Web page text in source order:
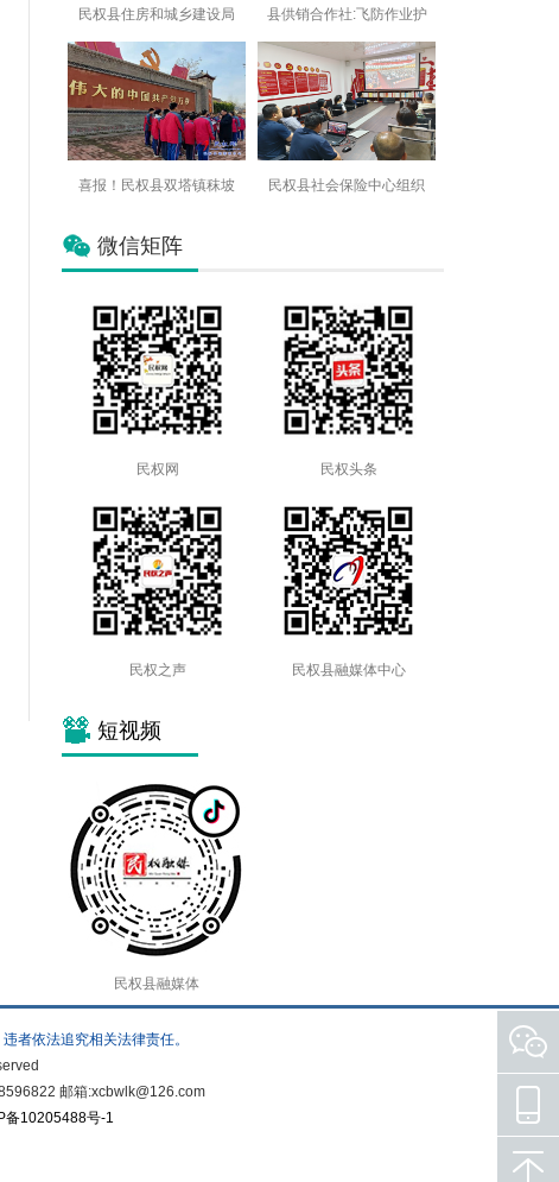
民权县住房和城乡建设局 县供销合作社:飞防作业护
喜报！民权县双塔镇秣坡 民权县社会保险中心组织
微信矩阵
民权网 民权头条
民权之声 民权县融媒体中心
短视频
民权县融媒体
者依法追究相关法律责任。
邮箱:xcbwlk@126.com
备10205488号-1